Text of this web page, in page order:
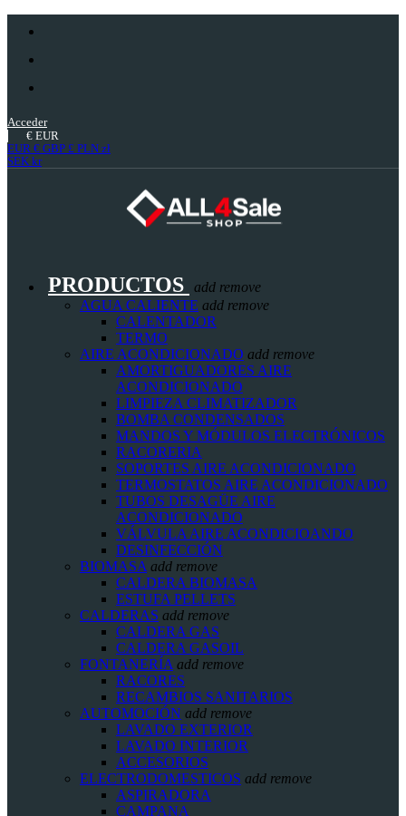
Acceder
€ EUR
EUR € GBP £ PLN zł
SEK kr
PRODUCTOS add remove
AGUA CALIENTE add remove
CALENTADOR
TERMO
AIRE ACONDICIONADO add remove
AMORTIGUADORES AIRE
ACONDICIONADO
LIMPIEZA CLIMATIZADOR
BOMBA CONDENSADOS
MANDOS Y MÓDULOS ELECTRÓNICOS
RACORERIA
SOPORTES AIRE ACONDICIONADO
TERMOSTATOS AIRE ACONDICIONADO
TUBOS DESAGÜE AIRE
ACONDICIONADO
VÁLVULA AIRE ACONDICIOANDO
DESINFECCIÓN
BIOMASA add remove
CALDERA BIOMASA
ESTUFA PELLETS
CALDERAS add remove
CALDERA GAS
CALDERA GASOIL
FONTANERÍA add remove
RACORES
RECAMBIOS SANITARIOS
AUTOMOCIÓN add remove
LAVADO EXTERIOR
LAVADO INTERIOR
ACCESORIOS
ELECTRODOMESTICOS add remove
ASPIRADORA
CAMPANA